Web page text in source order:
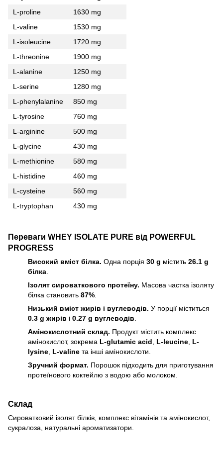
L-proline
1630 mg
L-valine
1530 mg
L-isoleucine
1720 mg
L-threonine
1900 mg
L-alanine
1250 mg
L-serine
1280 mg
L-phenylalanine
850 mg
L-tyrosine
760 mg
L-arginine
500 mg
L-glycine
430 mg
L-methionine
580 mg
L-histidine
460 mg
L-cysteine
560 mg
L-tryptophan
430 mg
Переваги WHEY ISOLATE PURE від POWERFUL
PROGRESS
Високий вміст білка. Одна порція 30 g містить 26.1 g
білка.
Ізолят сироваткового протеїну. Масова частка ізоляту
білка становить 87%.
Низький вміст жирів і вуглеводів. У порції міститься
0.3 g жирів і 0.27 g вуглеводів.
Амінокислотний склад. Продукт містить комплекс
амінокислот, зокрема L-glutamic acid, L-leucine, L-
lysine, L-valine та інші амінокислоти.
Зручний формат. Порошок підходить для приготування
протеїнового коктейлю з водою або молоком.
Склад
Сироватковий ізолят білків, комплекс вітамінів та амінокислот,
сукралоза, натуральні ароматизатори.